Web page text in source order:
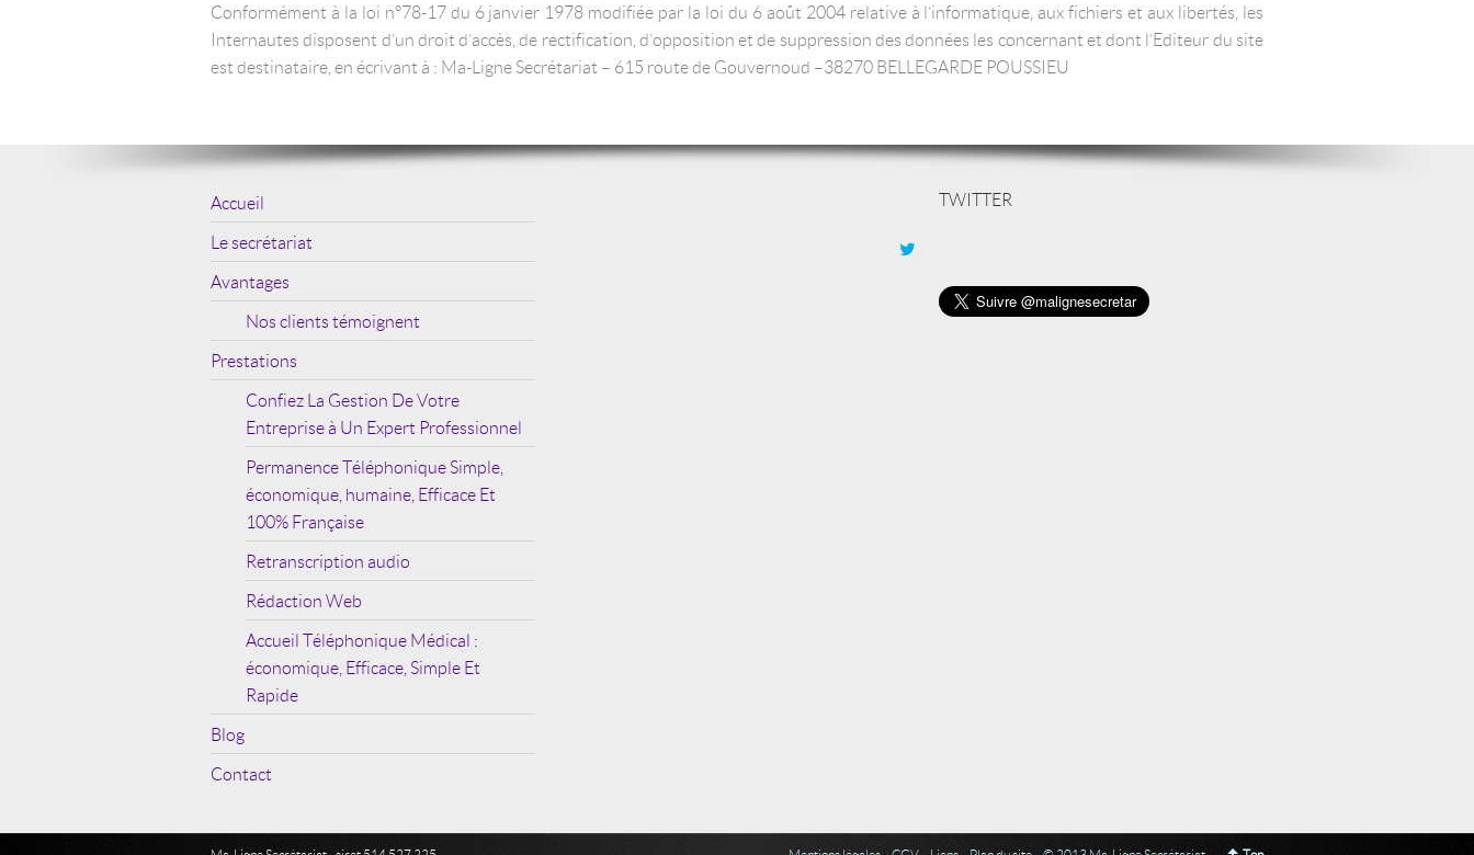
Conformément à la loi n°78-17 du 6 janvier 1978 modifiée par la loi du 6 août 2004 relative à l’informatique, aux fichiers et aux libertés, les
Internautes disposent d’un droit d’accès, de rectification, d’opposition et de suppression des données les concernant et dont l’Editeur du site
est destinataire, en écrivant à : Ma-Ligne Secrétariat – 615 route de Gouvernoud – 38270 BELLEGARDE POUSSIEU
Accueil
Le secrétariat
Avantages
Nos clients témoignent
Prestations
Confiez La Gestion De Votre
Entreprise à Un Expert Professionnel
Permanence Téléphonique Simple,
économique, humaine, Efficace Et
100% Française
Retranscription audio
Rédaction Web
Accueil Téléphonique Médical :
économique, Efficace, Simple Et
Rapide
Blog
Contact
TWITTER